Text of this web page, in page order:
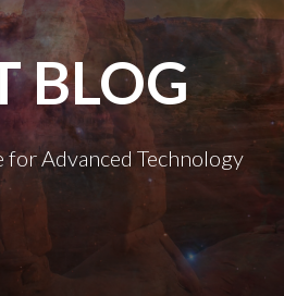
ッ
プ
BLOG
for Advanced Technology